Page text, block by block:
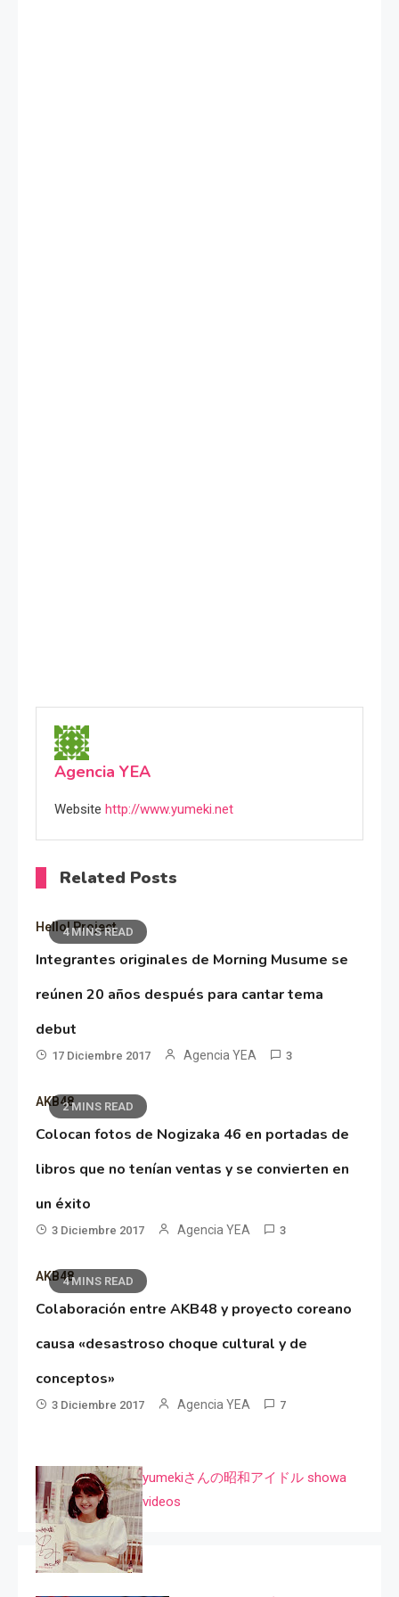
Agencia YEA
Website http://www.yumeki.net
Related Posts
4 MINS READ
Hello! Project
Integrantes originales de Morning Musume se
reúnen 20 años después para cantar tema
debut
17 Diciembre 2017 Agencia YEA 3
2 MINS READ
AKB48
Colocan fotos de Nogizaka 46 en portadas de
libros que no tenían ventas y se convierten en
un éxito
3 Diciembre 2017 Agencia YEA 3
4 MINS READ
AKB48
Colaboración entre AKB48 y proyecto coreano
causa «desastroso choque cultural y de
conceptos»
3 Diciembre 2017 Agencia YEA 7
yumekiさんの昭和アイドル showa
videos